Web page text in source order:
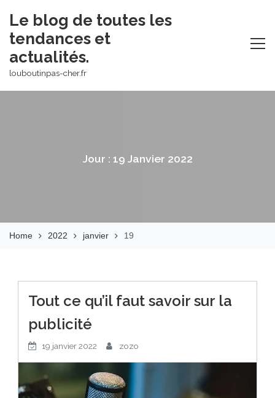
content
Le blog de toutes les
tendances et
actualités.
louboutinpas-cher.fr
Jour : 19 Janvier 2022
Home 2022 janvier 19
Tout ce qu’il faut savoir sur la
publicité
19 janvier 2022 zozo